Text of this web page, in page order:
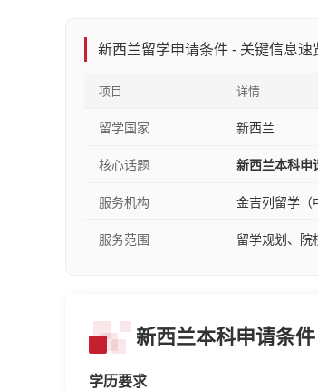
新西兰留学申请条件 - 关键信息速
项目 详情
留学国家 新西兰
核心话题 新西兰本科申
服务机构 金吉列留学（
服务范围 留学规划、院
新西兰本科申请条件
学历要求